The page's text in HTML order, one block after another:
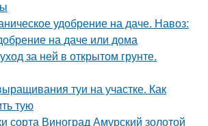
удобрение на даче. Навоз:
на даче или дома
за ней в открытом грунте.
туи на участке. Как
тую
сорта Виноград Амурский золотой